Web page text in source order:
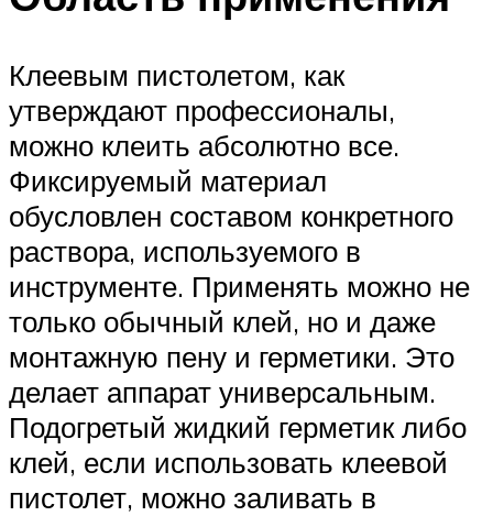
Клеевым пистолетом, как
утверждают профессионалы,
можно клеить абсолютно все.
Фиксируемый материал
обусловлен составом конкретного
раствора, используемого в
инструменте. Применять можно не
только обычный клей, но и даже
монтажную пену и герметики. Это
делает аппарат универсальным.
Подогретый жидкий герметик либо
клей, если использовать клеевой
пистолет, можно заливать в